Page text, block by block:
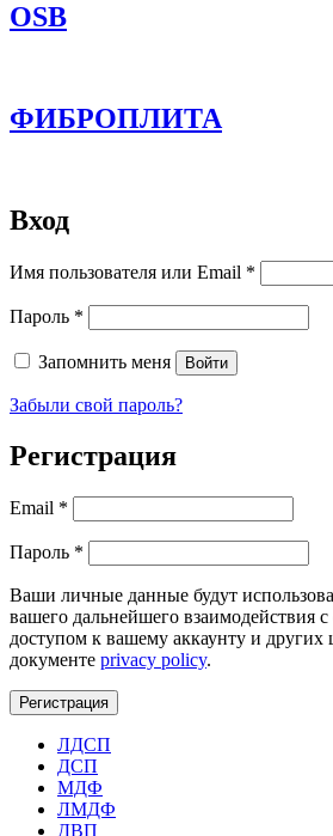
OSB
ФИБРОПЛИТА
Вход
Имя пользователя или Email *
Пароль *
Запомнить меня Войти
Забыли свой пароль?
Регистрация
Email *
Пароль *
Ваши личные данные будут
вашего дальнейшего взаимодействия
доступом к вашему аккаунту и других
документе privacy policy.
Регистрация
ЛДСП
ДСП
МДФ
ЛМДФ
ДВП